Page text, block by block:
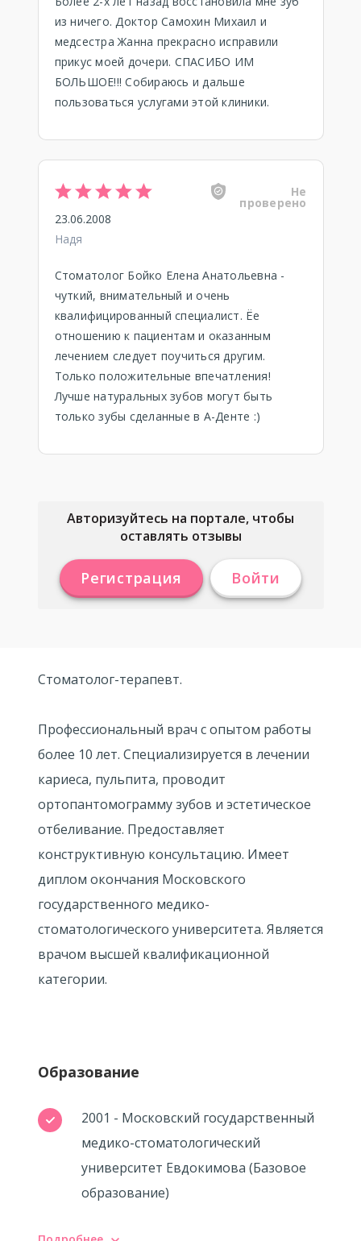
из ничего. Доктор Самохин Михаил и
медсестра Жанна прекрасно исправили
прикус моей дочери. СПАСИБО ИМ
БОЛЬШОЕ!!! Собираюсь и дальше
пользоваться услугами этой клиники.
Не
проверено
23.06.2008
Надя
Стоматолог Бойко Елена Анатольевна -
чуткий, внимательный и очень
квалифицированный специалист. Ёе
отношению к пациентам и оказанным
лечением следует поучиться другим.
Только положительные впечатления!
Лучше натуральных зубов могут быть
только зубы сделанные в А-Денте :)
Авторизуйтесь на портале, чтобы
оставлять отзывы
Регистрация Войти
Стоматолог-терапевт.
Профессиональный врач с опытом работы
более 10 лет. Специализируется в лечении
кариеса, пульпита, проводит
ортопантомограмму зубов и эстетическое
отбеливание. Предоставляет
конструктивную консультацию. Имеет
диплом окончания Московского
государственного медико-
стоматологического университета. Является
врачом высшей квалификационной
категории.
Образование
2001 - Московский государственный
медико-стоматологический
университет Евдокимова (Базовое
образование)